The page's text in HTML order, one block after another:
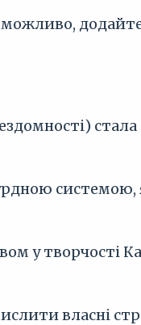
системою,
у творчості
власні